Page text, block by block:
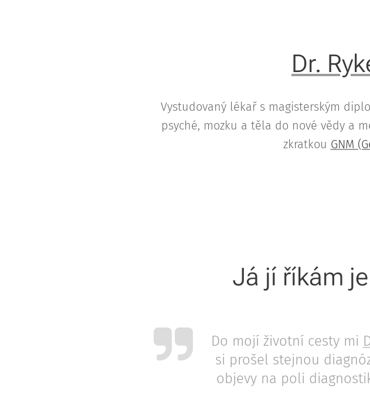
Dr.
Vystudovaný lékař s magisterským
psyché, mozku a těla do nové vědy a
zkratkou GNM
Já jí říkám
Do mojí životní cesty mi
si prošel stejnou
objevy na poli